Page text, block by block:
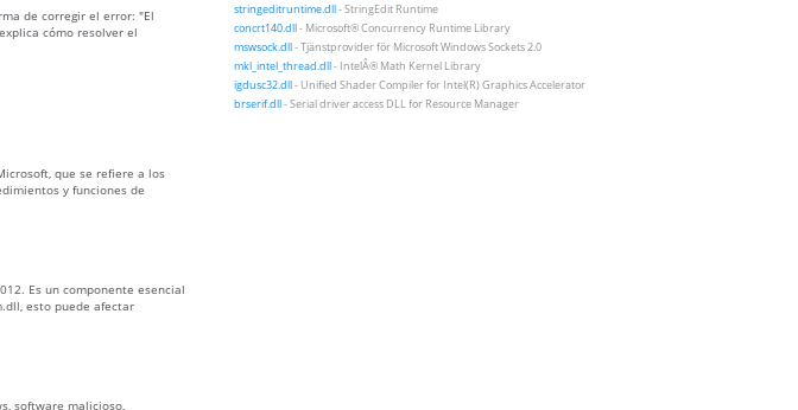
de corregir el error: "El
cómo resolver el
que se refiere a los
y funciones de
Es un componente esencial
esto puede afectar
software malicioso,
stringeditruntime.dll- StringEdit Runtime
concrt140.dll- Microsoft® Concurrency Runtime Library
mswsock.dll- Tjänstprovider för Microsoft Windows Sockets 2.0
mkl_intel_thread.dll- IntelÂ® Math Kernel Library
igdusc32.dll- Unified Shader Compiler for Intel(R) Graphics Accelerator
brserif.dll- Serial driver access DLL for Resource Manager